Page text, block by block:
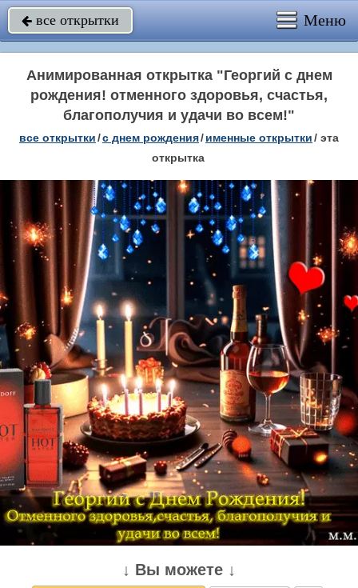
 все открытки Меню
Анимированная открытка "Георгий с днем
рождения! отменного здоровья, счастья,
благополучия и удачи во всем!"
все открытки/c днем рождения/именные открытки/ эта
открытка
↓ Вы можете ↓